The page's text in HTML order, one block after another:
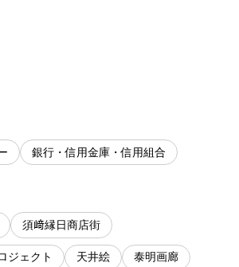
銀行・信用金庫・信用組合
須﨑縁日商店街
ジェクト 天井絵 泰明画廊